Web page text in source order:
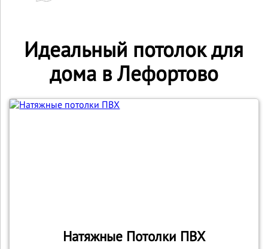
Идеальный потолок для
дома в Лефортово
Натяжные Потолки ПВХ